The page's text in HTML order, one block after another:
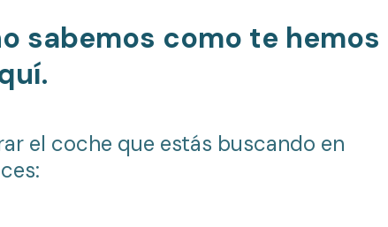
sabemos como te hemos
el coche que estás buscando en